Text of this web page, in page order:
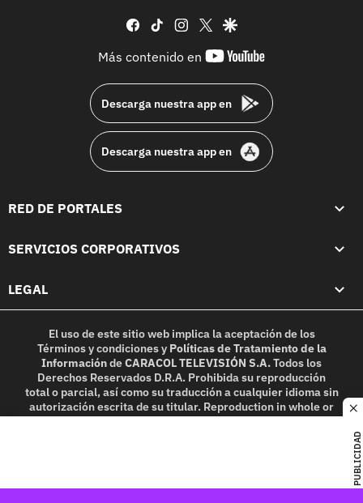
PUBLICIDAD
facebook
tiktok instagram
twittergoogle
Más contenido en
youtube-
Descarga nuestra app en
Descarga nuestra app en
RED DE PORTALES
SERVICIOS CORPORATIVOS
LEGAL
El uso de este sitio web implica la aceptación de los
Términos y condicionesy Políticas de Tratamiento de la
InformacióndeCARACOL TELEVISIÓN S.A.Todos los
Derechos Reservados D.R.A. Prohibida su reproducción
total o parcial, así como su traducción a cualquier idioma sin
autorización escrita de su titular. Reproduction in whole or